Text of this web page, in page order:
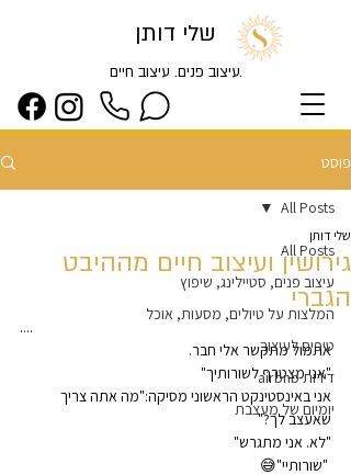
שלי דותן
.עיצוב פנים. עיצוב חיים
פוסט
All Posts
עיצוב פנים, סטיילינג, שיפוץ
המלצות על טיולים, מסעות, אוכל
טיפים לעיצוב
דירות airbnb
יומיום של מעצבת
All Posts
גירושין ועיצוב חיים מההיבט
הגברי
שלי דותן
....
אתמול מתקשר אלי חבר.
"אני מצטרף לשורותיך"
אני באינסטינקט הראשוני מסיקה:"מה אתה צריך
שאעצב לך?"
"לא. אני מתגרש"